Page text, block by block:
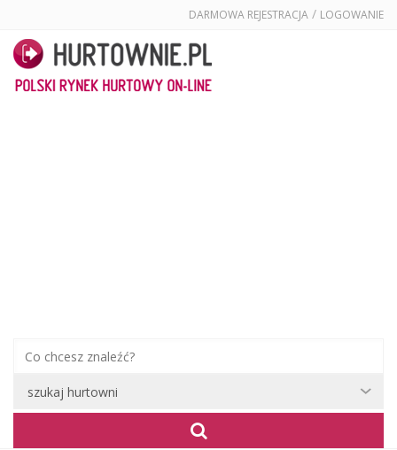
DARMOWA REJESTRACJA / LOGOWANIE